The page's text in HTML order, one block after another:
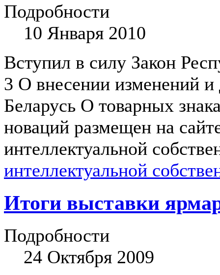
Подробности
10 Января 2010
Вступил в силу Закон
3 О внесении изменений и
Беларусь О товарных
новаций размещен на
интеллектуальной
интеллектуальной
Итоги выставки
Подробности
24 Октября 2009